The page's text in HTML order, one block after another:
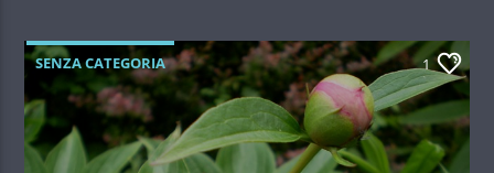
SENZA CATEGORIA 1